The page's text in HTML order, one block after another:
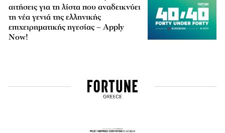
αιτήσεις για τη λίστα που αναδεικνύει
τη νέα γενιά της ελληνικής
επιχειρηματικής ηγεσίας – Apply
Now!